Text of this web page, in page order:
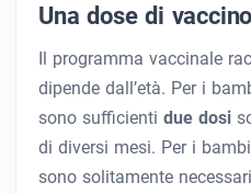
Una dose di
Il programma vaccinale
dipende dall’età. Per i
sono sufficienti due dosi
di diversi mesi. Per i
sono solitamente